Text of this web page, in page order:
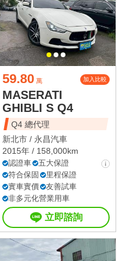
59.80 萬 加入比較
MASERATI
GHIBLI S Q4
Q4 總代理
新北市 / 永昌汽車
2015年 / 158,000km
認證車
五大保證
符合保固
里程保證
實車實價
友善試車
非多元化營業用車
立即諮詢